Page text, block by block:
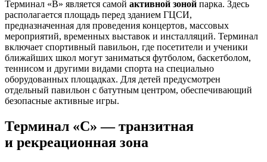
Терминал «В» является самой активной зоной парка. Здесь
располагается площадь перед зданием ГЦСИ,
предназначенная для проведения концертов, массовых
мероприятий, временных выставок и инсталляций. Терминал
включает спортивный павильон, где посетители и ученики
ближайших школ могут заниматься футболом, баскетболом,
теннисом и другими видами спорта на специально
оборудованных площадках. Для детей предусмотрен
отдельный павильон с батутным центром, обеспечивающий
безопасные активные игры.
Терминал «С» — транзитная
и рекреационная зона